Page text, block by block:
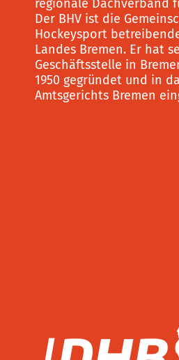
regionale Dachverband
Der BHV ist die
Hockeysport
Landes Bremen. Er hat
Geschäftsstelle in
1950 gegründet und in
Amtsgerichts Bremen